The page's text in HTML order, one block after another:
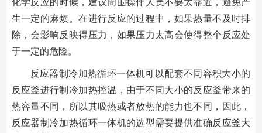
生一定的麻烦。在进行反应的过程中，如果热量不及时排
除，会影响反映得压力，如果压力太高会使得整个反应处
于一定的危险。
反应器制冷加热循环一体机可以配套不同容积大小的
反应釜进行制冷加热控温，由于不同大小的反应釜带来的
热容量不同，所以其吸热或者放热的能力也不同，因此，
反应器制冷加热循环一体机的选型需要提供准确反应釜大